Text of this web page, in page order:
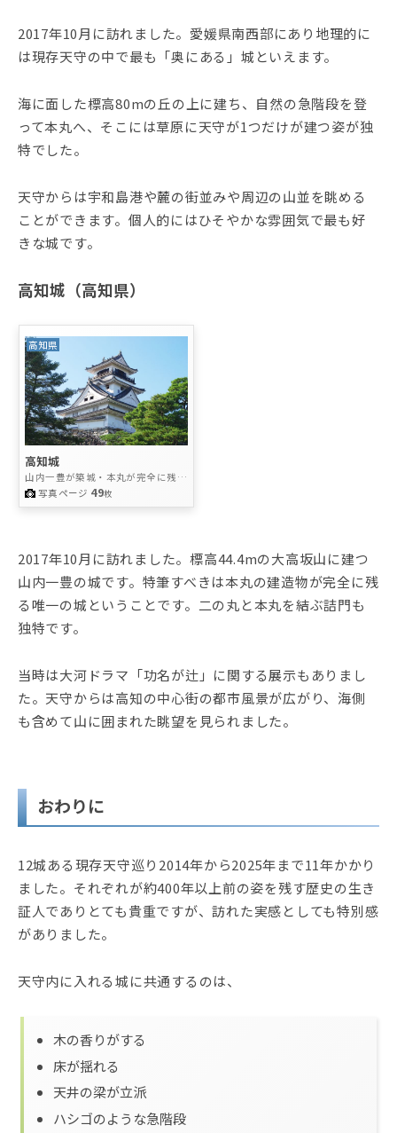
2017年10月に訪れました。愛媛県南西部にあり地理的に
は現存天守の中で最も「奥にある」城といえます。
海に面した標高80mの丘の上に建ち、自然の急階段を登
って本丸へ、そこには草原に天守が1つだけが建つ姿が独
特でした。
天守からは宇和島港や麓の街並みや周辺の山並を眺める
ことができます。個人的にはひそやかな雰囲気で最も好
きな城です。
高知城（高知県）
高知県
高知城
山内一豊が築城・本丸が完全に残る
100名城
写真ページ 49枚
2017年10月に訪れました。標高44.4mの大高坂山に建つ
山内一豊の城です。特筆すべきは本丸の建造物が完全に残
る唯一の城ということです。二の丸と本丸を結ぶ詰門も
独特です。
当時は大河ドラマ「功名が辻」に関する展示もありまし
た。天守からは高知の中心街の都市風景が広がり、海側
も含めて山に囲まれた眺望を見られました。
おわりに
12城ある現存天守巡り2014年から2025年まで11年かかり
ました。それぞれが約400年以上前の姿を残す歴史の生き
証人でありとても貴重ですが、訪れた実感としても特別感
がありました。
天守内に入れる城に共通するのは、
木の香りがする
床が揺れる
天井の梁が立派
ハシゴのような急階段